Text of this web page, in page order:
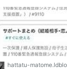
hattatu-